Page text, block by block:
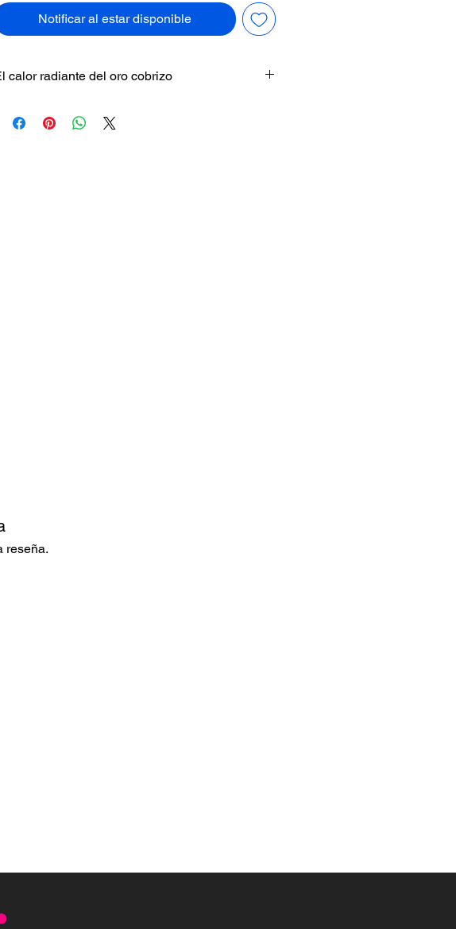
Notificar al estar disponible
calor radiante del oro cobrizo
intensidad solar en la que el oro, el cobre y el
reseña.